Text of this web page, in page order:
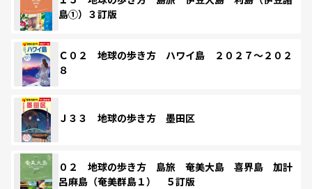
島①）３訂版
Ｃ０２ 地球の歩き方 ハワイ島 ２０２７～２０２
８
Ｊ３３ 地球の歩き方 墨田区
０２ 地球の歩き方 島旅 奄美大島 喜界島 加計
呂麻島（奄美群島１） ５訂版